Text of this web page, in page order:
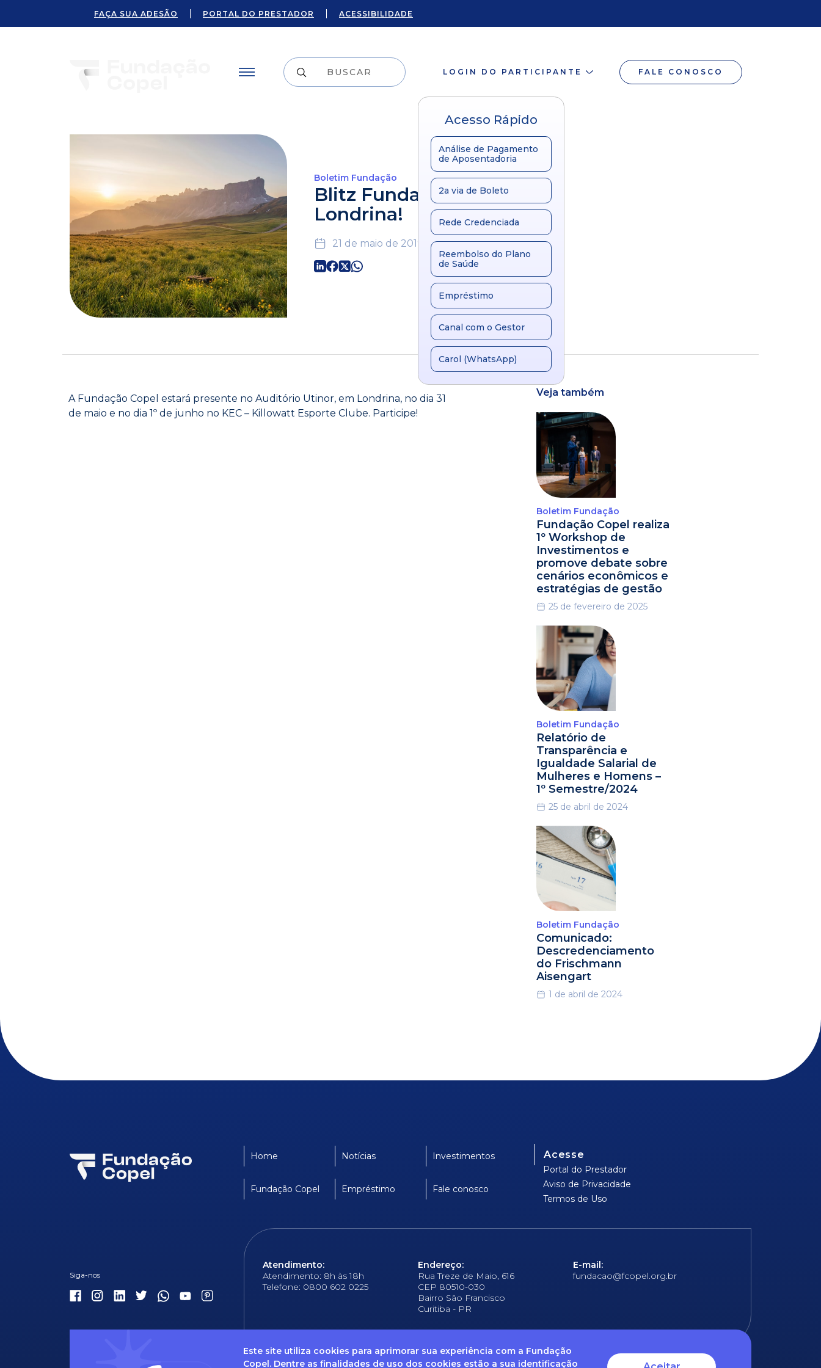
FAÇA SUA ADESÃO PORTAL DO PRESTADOR ACESSIBILIDADE
LOGIN DO PARTICIPANTE FALE CONOSCO
Acesso Rápido
Análise de Pagamento
de Aposentadoria
2a via de Boleto
Rede Credenciada
Reembolso do Plano
de Saúde
Empréstimo
Canal com o Gestor
Carol (WhatsApp)
Este site utiliza cookies para aprimorar sua experiência com a Fundação
Copel. Dentre as finalidades de uso dos cookies estão a sua identificação
Boletim Fundação
Blitz Fundação Copel em
Londrina!
21 de maio de 2019
A Fundação Copel estará presente no Auditório Utinor, em Londrina, no dia 31
de maio e no dia 1º de junho no KEC – Killowatt Esporte Clube. Participe!
Veja também
Boletim Fundação
Fundação Copel realiza
1º Workshop de
Investimentos e
promove debate sobre
cenários econômicos e
estratégias de gestão
25 de fevereiro de 2025
Boletim Fundação
Relatório de
Transparência e
Igualdade Salarial de
Mulheres e Homens –
1º Semestre/2024
25 de abril de 2024
Boletim Fundação
Comunicado:
Descredenciamento
do Frischmann
Aisengart
1 de abril de 2024
Home Notícias Investimentos
Fundação Copel Empréstimo Fale conosco
Acesse
Portal do Prestador
Aviso de Privacidade
Termos de Uso
Atendimento:
Atendimento: 8h às 18h
Telefone: 0800 602 0225
Endereço:
Rua Treze de Maio, 616
CEP 80510-030
Bairro São Francisco
Curitiba - PR
E-mail:
fundacao@fcopel.org.br